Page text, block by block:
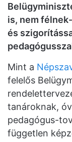
is, nem
és
Mint a
felelős
tanároknak,
pedagógus-
független